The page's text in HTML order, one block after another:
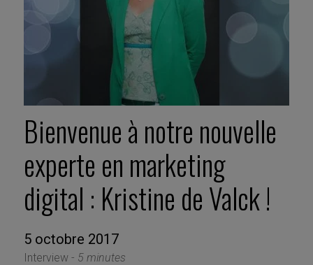
Bienvenue à notre nouvelle
experte en marketing
digital : Kristine de Valck !
5 octobre 2017
Interview - 5 minutes